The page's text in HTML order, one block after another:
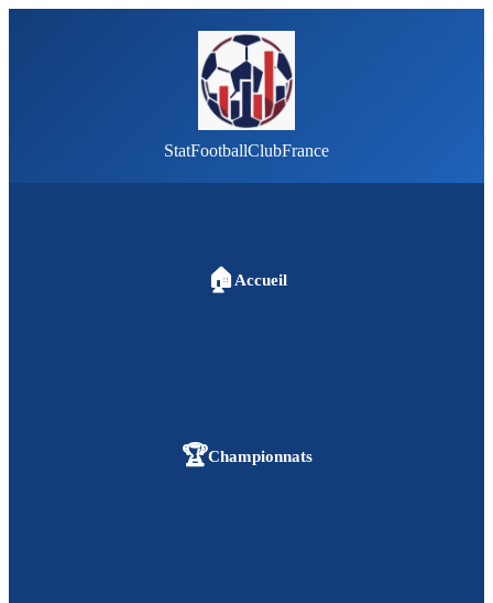
StatFootballClubFrance
🏠 Accueil
🏆Championnats